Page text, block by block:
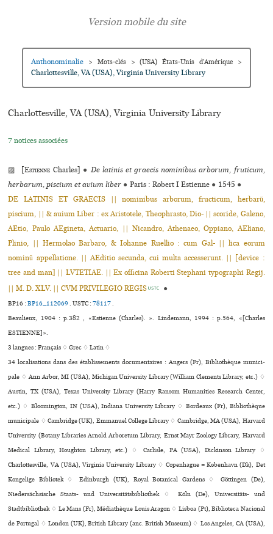
Anthonominalie > Mots-clés > (USA) États-Unis d’Amérique >
Charlottesville, VA (USA), Virginia University Library
Charlottesville, VA (USA), Virginia University Library
7 notices associées
▨ [Estienne Charles] ● De latinis et graecis nominibus arborum, fruticum,
herbarum, piscium et avium liber ● Paris : Robert I Estienne ● 1545 ●
DE LATINIS ET GRAECIS || nominibus arborum, fructicum, herbarũ,
piscium, || & auium Liber : ex Aristotele, Theophrasto, Dio- || scoride, Galeno,
AEtio, Paulo AEgineta, Actuario, || Nicandro, Athenaeo, Oppiano, AEliano,
Plinio, || Hermolao Barbaro, & Iohanne Ruellio : cum Gal- || lica eorum
nominũ appellatione. || AEditio secunda, cui multa accesserunt. || [device :
tree and man] || LVTETIAE. || Ex officina Roberti Stephani typographi Regij.
|| M. D. XLV. || CVM PRIVILEGIO REGIS USTC ●
BP16 :BP16_112069.USTC :78117.
Beaulieux, 1904 : p.382 , «Estienne (Charles). ». Lindemann, 1994 : p.564, «[Charles
ESTIENNE]».
3 langues :Français ♢Grec ♢Latin ♢
34 localisations dans des établissements documentaires : Angers (Fr), Bibliothèque muni­ci­
pale ♢ Ann Arbor, MI (USA), Michigan University Library (William Clements Library, etc.) ♢
Austin, TX (USA), Texas University Library (Harry Ransom Humanities Research Center,
etc.) ♢ Bloomington, IN (USA), Indiana University Library ♢ Bordeaux (Fr), Bibliothèque
muni­ci­pale ♢ Cambridge (UK), Emmanuel College Library ♢ Cambridge, MA (USA), Harvard
University (Botany Libraries Arnold Arboretum Library, Ernst Mayr Zoology Library, Harvard
Medical Library, Houghton Library, etc.) ♢ Carlisle, PA (USA), Dickinson Library ♢
Charlottesville, VA (USA), Virginia University Library ♢ Copenhague = København (Dk), Det
Kongelige Bibliotek ♢ Edinburgh (UK), Royal Botanical Gardens ♢ Göttingen (De),
Niedersächsische Staats- und Universitätsbibliothek ♢ Köln (De), Universitäts- und
Stadtbibliothek ♢ Le Mans (Fr), Médiathèque Louis Aragon ♢ Lisboa (Pt), Biblioteca Nacional
de Portugal ♢ London (UK), British Library (anc. British Museum) ♢ Los Angeles, CA (USA),